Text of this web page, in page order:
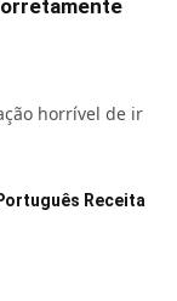
horrível de ir
Receita